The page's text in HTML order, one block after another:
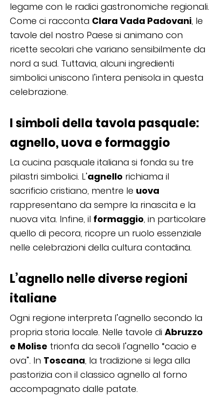
legame con le radici gastronomiche regionali.
Come ci racconta Clara Vada Padovani, le
tavole del nostro Paese si animano con
ricette secolari che variano sensibilmente da
nord a sud. Tuttavia, alcuni ingredienti
simbolici uniscono l’intera penisola in questa
celebrazione.
I simboli della tavola pasquale:
agnello, uova e formaggio
La cucina pasquale italiana si fonda su tre
pilastri simbolici. L’agnello richiama il
sacrificio cristiano, mentre le uova
rappresentano da sempre la rinascita e la
nuova vita. Infine, il formaggio, in particolare
quello di pecora, ricopre un ruolo essenziale
nelle celebrazioni della cultura contadina.
L’agnello nelle diverse regioni
italiane
Ogni regione interpreta l’agnello secondo la
propria storia locale. Nelle tavole di Abruzzo
e Molise trionfa da secoli l’agnello “cacio e
ova”. In Toscana, la tradizione si lega alla
pastorizia con il classico agnello al forno
accompagnato dalle patate.